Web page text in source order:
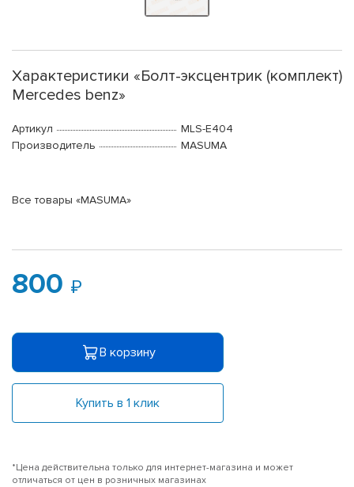
Характеристики «Болт-эксцентрик (комплект)
Mercedes benz»
Артикул
MLS-E404
Производитель
MASUMA
Все товары «MASUMA»
800
В корзину
Купить в 1 клик
*Цена действительна только для интернет-магазина и может
отличаться от цен в розничных магазинах